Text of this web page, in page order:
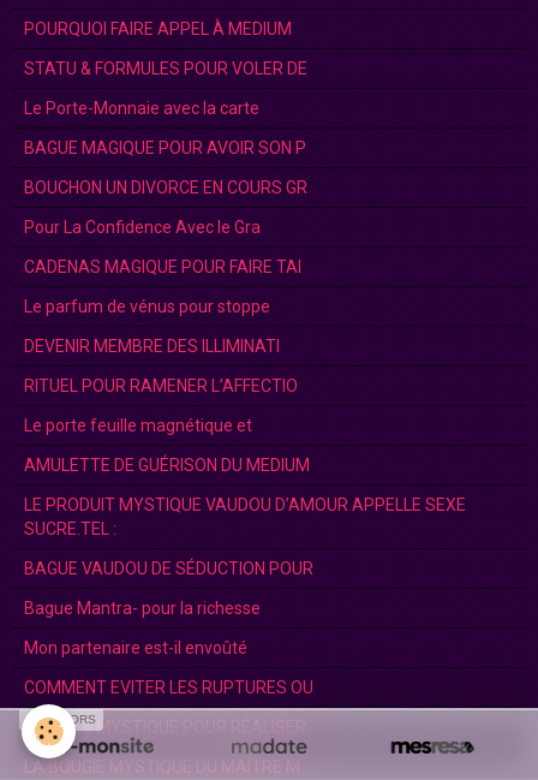
POURQUOI FAIRE APPEL À MEDIUM
STATU & FORMULES POUR VOLER DE
Le Porte-Monnaie avec la carte
BAGUE MAGIQUE POUR AVOIR SON P
BOUCHON UN DIVORCE EN COURS GR
Pour La Confidence Avec le Gra
CADENAS MAGIQUE POUR FAIRE TAI
Le parfum de vénus pour stoppe
DEVENIR MEMBRE DES ILLIMINATI
RITUEL POUR RAMENER L’AFFECTIO
Le porte feuille magnétique et
AMULETTE DE GUÉRISON DU MEDIUM
LE PRODUIT MYSTIQUE VAUDOU D’AMOUR APPELLE SEXE
SUCRE.TEL :
BAGUE VAUDOU DE SÉDUCTION POUR
Bague Mantra- pour la richesse
Mon partenaire est-il envoûté
COMMENT EVITER LES RUPTURES OU
BOUGIES MYSTIQUE POUR RÉALISER
LA BOUGIE MYSTIQUE DU MAÎTRE M
SPONSORS